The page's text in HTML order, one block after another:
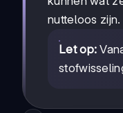
nutteloos zijn.
Let op: